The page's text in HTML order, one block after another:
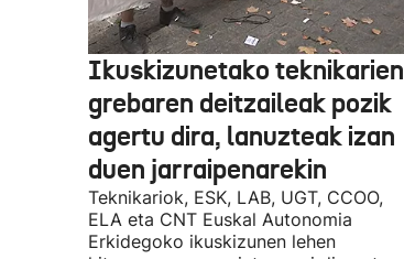
Ikuskizunetako teknikarien
grebaren deitzaileak pozik
agertu dira, lanuzteak izan
duen jarraipenarekin
Teknikariok, ESK, LAB, UGT, CCOO,
ELA eta CNT Euskal Autonomia
Erkidegoko ikuskizunen lehen